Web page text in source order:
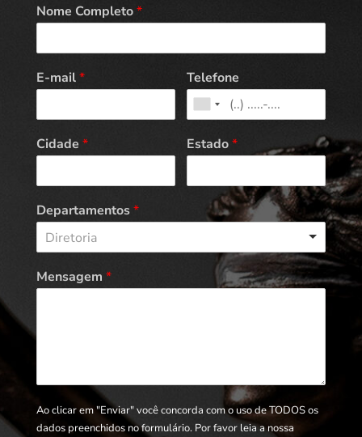
Nome Completo*
E-mail* Telefone
Cidade * Estado*
Departamentos*
Diretoria
Mensagem *
Ao clicar em "Enviar" você concorda com o uso de TODOS os
dados preenchidos no formulário. Por favor leia a nossa